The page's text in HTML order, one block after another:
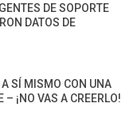
DE SOPORTE
DATOS DE
A SÍ MISMO CON UNA
– ¡NO VAS A CREERLO!